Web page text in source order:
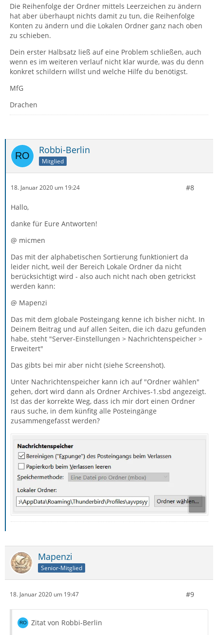
Die Reihenfolge der Ordner mittels Leerzeichen zu ändern
hat aber überhaupt nichts damit zu tun, die Reihenfolge
Konten zu ändern und die Lokalen Ordner ganz nach oben
zu schieben.
Dein erster Halbsatz ließ auf eine Problem schließen, auch
wenn es im weiteren verlauf nicht klar wurde, was du denn
konkret schildern willst und welche Hilfe du benötigst.
MfG
Drachen
Robbi-Berlin
Mitglied
18. Januar 2020 um 19:24 #8
Hallo,
danke für Eure Antworten!
@ micmen
Das mit der alphabetischen Sortierung funktioniert da
leider nicht, weil der Bereich Lokale Ordner da nicht
berücksichtigt wird - also auch nicht nach oben getrickst
werden kann:
@ Mapenzi
Das mit dem globale Posteingang kenne ich bisher nicht. In
Deinem Beitrag und auf allen Seiten, die ich dazu gefunden
habe, steht "Server-Einstellungen > Nachrichtenspeicher >
Erweitert"
Das gibts bei mir aber nicht (siehe Screenshot).
Unter Nachrichtenspeicher kann ich auf "Ordner wählen"
gehen, dort wird dann als Ordner Archives-1.sbd angezeigt.
Ist das der korrekte Weg, dass ich mir dort einen Ordner
raus suche, in dem künfitg alle Posteingänge
zusammengefasst werden?
Mapenzi
Senior-Mitglied
18. Januar 2020 um 19:47 #9
Zitat von Robbi-Berlin